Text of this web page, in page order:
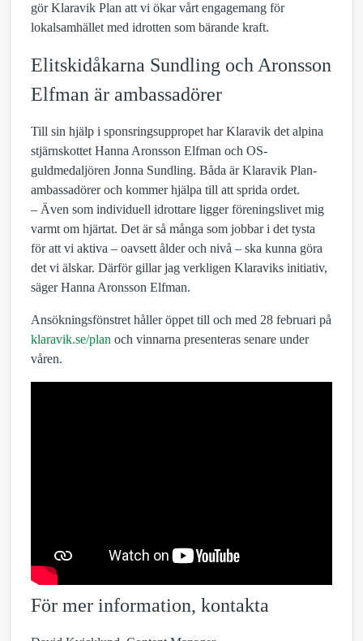
gör Klaravik Plan att vi ökar vårt engagemang för
lokalsamhället med idrotten som bärande kraft.
Elitskidåkarna Sundling och Aronsson
Elfman är ambassadörer
Till sin hjälp i sponsringsuppropet har Klaravik det alpina
stjärnskottet Hanna Aronsson Elfman och OS-
guldmedaljören Jonna Sundling. Båda är Klaravik Plan-
ambassadörer och kommer hjälpa till att sprida ordet.
– Även som individuell idrottare ligger föreningslivet mig
varmt om hjärtat. Det är så många som jobbar i det tysta
för att vi aktiva – oavsett ålder och nivå – ska kunna göra
det vi älskar. Därför gillar jag verkligen Klaraviks initiativ,
säger Hanna Aronsson Elfman.
Ansökningsfönstret håller öppet till och med 28 februari på
klaravik.se/plan och vinnarna presenteras senare under
våren.
För mer information, kontakta